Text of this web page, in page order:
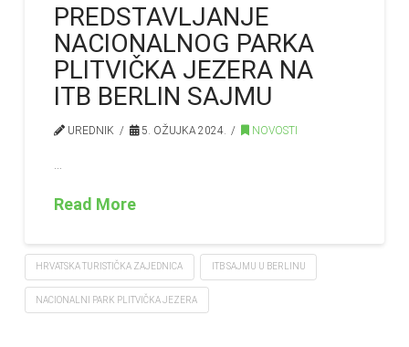
PREDSTAVLJANJE
NACIONALNOG PARKA
PLITVIČKA JEZERA NA
ITB BERLIN SAJMU
UREDNIK 5. OŽUJKA 2024. NOVOSTI
…
Read More
HRVATSKA TURISTIČKA ZAJEDNICA ITB SAJMU U BERLINU
NACIONALNI PARK PLITVIČKA JEZERA